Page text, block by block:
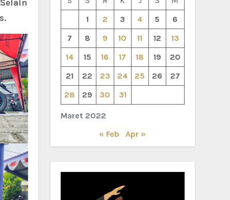
Maret 2022
1
2 3 4 5
6
7
8 9 10 11 12
13
14
15 16 17 18 19
20
21
22 23 24 25 26
27
28
29 30 31
« Feb Apr »